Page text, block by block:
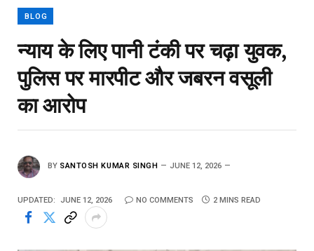
BLOG
न्याय के लिए पानी टंकी पर चढ़ा युवक,
पुलिस पर मारपीट और जबरन वसूली
का आरोप
BY SANTOSH KUMAR SINGH JUNE 12, 2026
UPDATED: JUNE 12, 2026 NO COMMENTS 2 MINS READ